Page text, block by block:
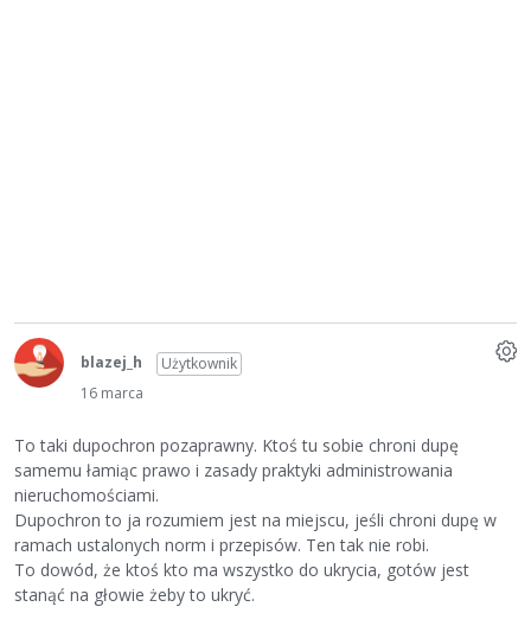
blazej_h
Użytkownik
16 marca
To taki dupochron pozaprawny. Ktoś tu sobie chroni dupę
samemu łamiąc prawo i zasady praktyki administrowania
nieruchomościami.
Dupochron to ja rozumiem jest na miejscu, jeśli chroni dupę w
ramach ustalonych norm i przepisów. Ten tak nie robi.
To dowód, że ktoś kto ma wszystko do ukrycia, gotów jest
stanąć na głowie żeby to ukryć.